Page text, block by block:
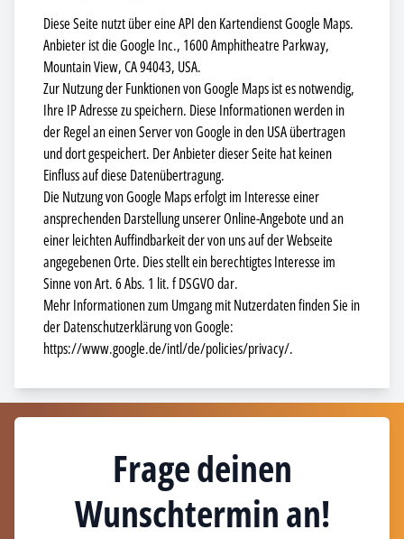
Diese Seite nutzt über eine API den Kartendienst Google Maps.
Anbieter ist die Google Inc., 1600 Amphitheatre Parkway,
Mountain View, CA 94043, USA.
Zur Nutzung der Funktionen von Google Maps ist es notwendig,
Ihre IP Adresse zu speichern. Diese Informationen werden in
der Regel an einen Server von Google in den USA übertragen
und dort gespeichert. Der Anbieter dieser Seite hat keinen
Einfluss auf diese Datenübertragung.
Die Nutzung von Google Maps erfolgt im Interesse einer
ansprechenden Darstellung unserer Online-Angebote und an
einer leichten Auffindbarkeit der von uns auf der Webseite
angegebenen Orte. Dies stellt ein berechtigtes Interesse im
Sinne von Art. 6 Abs. 1 lit. f DSGVO dar.
Mehr Informationen zum Umgang mit Nutzerdaten finden Sie in
der Datenschutzerklärung von Google:
https://www.google.de/intl/de/policies/privacy/.
Frage deinen
Wunschtermin an!